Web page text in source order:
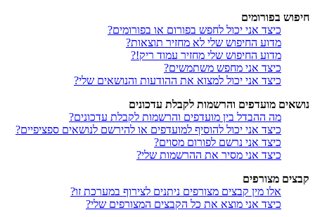
חיפוש בפורומים
כיצד אני יכול לחפש בפורום או בפורומים?
מדוע החיפוש שלי לא מחזיר תוצאות?
מדוע החיפוש שלי מחזיר עמוד ריק!?
כיצד אני מחפש משתמשים?
כיצד אני יכול למצוא את ההודעות והנושאים שלי?
נושאים מועדפים והרשמות לקבלת עדכונים
מה ההבדל בין מועדפים והרשמות לקבלת עדכונים?
כיצד אני יכול להוסיף למועדפים או להירשם לנושאים ספציפיים?
כיצד אני נרשם לפורום מסוים?
כיצד אני מסיר את ההרשמות שלי?
קבצים מצורפים
אלו מין קבצים מצורפים ניתנים לצירוף במערכת זו?
כיצד אני מוצא את כל הקבצים המצורפים שלי?